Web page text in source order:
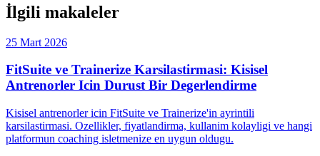
İlgili makaleler
25 Mart 2026
FitSuite ve Trainerize Karsilastirmasi: Kisisel
Antrenorler Icin Durust Bir Degerlendirme
Kisisel antrenorler icin FitSuite ve Trainerize'in ayrintili
karsilastirmasi. Ozellikler, fiyatlandirma, kullanim kolayligi ve hangi
platformun coaching isletmenize en uygun oldugu.